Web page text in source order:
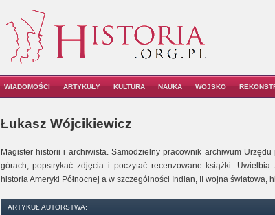
WIADOMOŚCI ARTYKUŁY KULTURA NAUKA WOJSKO
Łukasz Wójcikiewicz
Magister historii i archiwista. Samodzielny pracownik archiwum
górach, popstrykać zdjęcia i poczytać recenzowane książki.
historia Ameryki Północnej a w szczególności Indian, II wojna światowa,
ARTYKUŁ AUTORSTWA: